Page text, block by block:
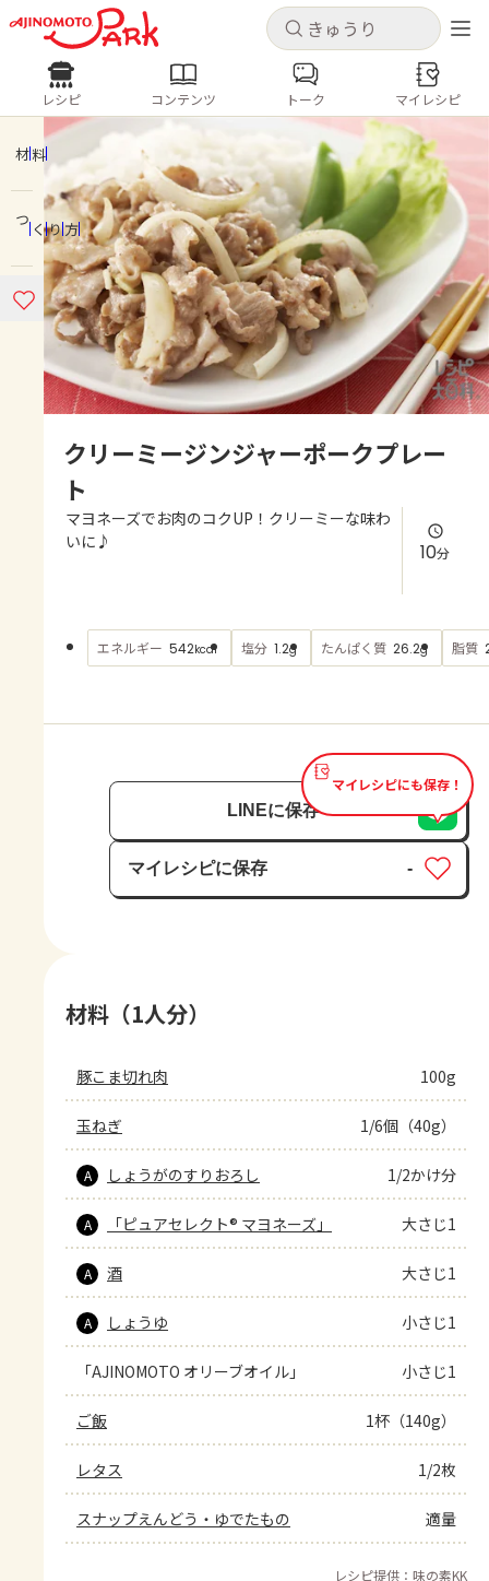
キャンセル
ログインするとレシピを保存できます
ログイン 新規登録
ホーム
コンテンツ
レシピ
キャンセル
レシピ コンテンツ
人気の食材・レシピ
きゅうり なす トマト
とうもろこし
ピーマン
みょうが ゴーヤ
レシピ コンテンツ トーク マイレシピ
材料
つくり方
クリーミージンジャーポークプレー
ト
マヨネーズでお肉のコクUP！クリーミーな味わ
いに♪
10分
エネルギー 542kcal 塩分 1.2g たんぱく質 26.2g 脂質
マイレシピにも保存！
LINEに保存
マイレシピに保存
保存済み
-
材料（1人分）
豚こま切れ肉 100g
玉ねぎ 1/6個（40g）
A しょうがのすりおろし 1/2かけ分
A 「ピュアセレクト® マヨネーズ」 大さじ1
A 酒 大さじ1
A しょうゆ 小さじ1
「AJINOMOTO オリーブオイル」 小さじ1
ご飯 1杯（140g）
レタス 1/2枚
スナップえんどう・ゆでたもの 適量
レシピ提供：味の素KK